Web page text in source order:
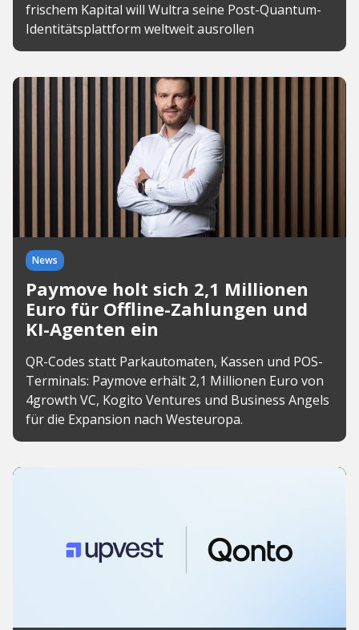
frischem Kapital will Wultra seine Post-Quantum-
Identitätsplattform weltweit ausrollen
News
Paymove holt sich 2,1 Millionen
Euro für Offline-Zahlungen und
KI-Agenten ein
QR-Codes statt Parkautomaten, Kassen und POS-
Terminals: Paymove erhält 2,1 Millionen Euro von
4growth VC, Kogito Ventures und Business Angels
für die Expansion nach Westeuropa.